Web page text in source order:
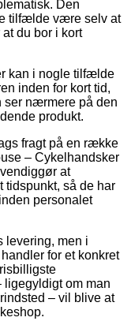
Den
tilfælde være selv at
du bor i kort
kan i nogle tilfælde
inden for kort tid,
ser nærmere på den
produkt.
fragt på en række
– Cykelhandsker
at
tidspunkt, så de har
personalet
levering, men i
for et konkret
ligegyldigt om man
– vil blive at